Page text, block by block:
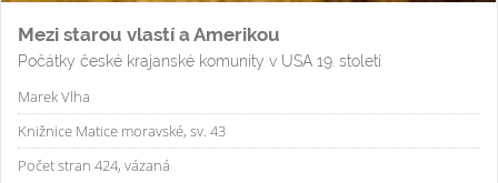
Mezi starou vlastí a Amerikou
Počátky české krajanské komunity v USA 19. století
Marek Vlha
Knižnice Matice moravské, sv. 43
Počet stran 424, vázaná